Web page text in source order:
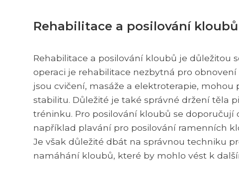
Rehabilitace a posilování kloubů
Rehabilitace a posilování kloubů je důležitou
operaci je rehabilitace nezbytná pro
jsou cvičení, masáže a elektroterapie,
stabilitu. Důležité je také správné držení těla
tréninku. Pro posilování kloubů se
například plavání pro posilování ramenních
Je však důležité dbát na správnou techniku
namáhání kloubů, které by mohlo vést k